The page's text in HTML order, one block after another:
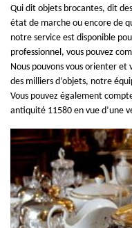
Qui dit objets brocantes, dit
état de marche ou encore de
notre service est disponible
professionnel, vous pouvez
Nous pouvons vous orienter et
des milliers d’objets, notre
Vous pouvez également
antiquité 11580 en vue d’une